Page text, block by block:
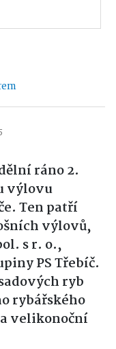
ráno 2.
výlovu
Ten patří
výlovů,
s r. o.,
PS Třebíč.
ryb
rybářského
velikonoční